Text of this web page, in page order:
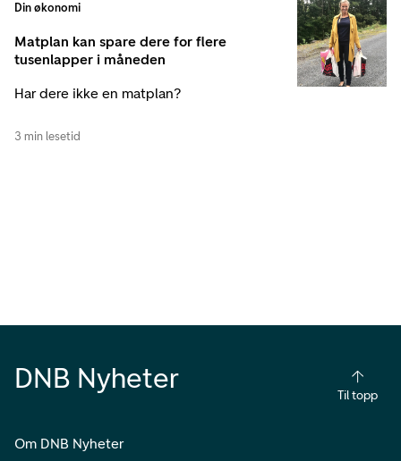
Din økonomi
Matplan kan spare dere for flere
tusenlapper i måneden
Har dere ikke en matplan?
3 min lesetid
DNB Nyheter
Til topp
Om DNB Nyheter